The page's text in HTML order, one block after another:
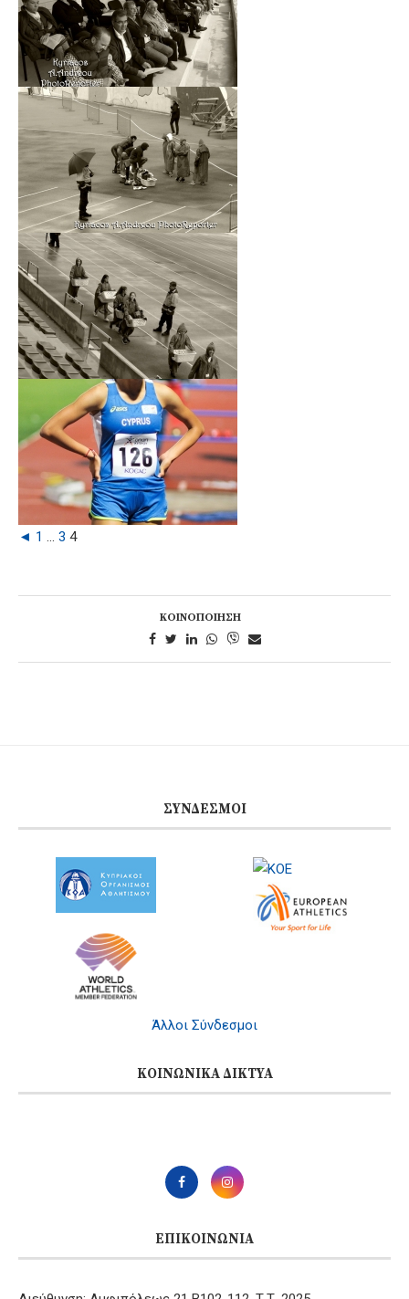
◄ 1 ... 3 4
ΚΟΙΝΟΠΟΊΗΣΗ
ΣΎΝΔΕΣΜΟΙ
Άλλοι Σύνδεσμοι
ΚΟΙΝΩΝΙΚΆ ΔΊΚΤΥΑ
ΕΠΙΚΟΙΝΩΝΊΑ